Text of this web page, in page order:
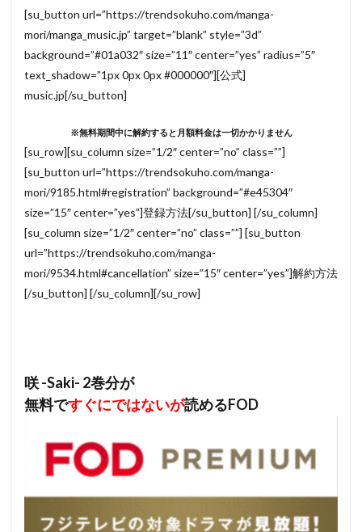
[su_button url=”https://trendsokuho.com/manga-
mori/manga_music.jp” target=”blank” style=”3d”
background=”#01a032″ size=”11″ center=”yes” radius=”5″
text_shadow=”1px 0px 0px #000000″][公式]
music.jp[/su_button]
※無料期間中に解約すると月額料金は一切かかりません
[su_row][su_column size=”1/2″ center=”no” class=””]
[su_button url=”https://trendsokuho.com/manga-
mori/9185.html#registration” background=”#e45304″
size=”15″ center=”yes”]登録方法[/su_button] [/su_column]
[su_column size=”1/2″ center=”no” class=””] [su_button
url=”https://trendsokuho.com/manga-
mori/9534.html#cancellation” size=”15″ center=”yes”]解約方法
[/su_button] [/su_column][/su_row]
咲 -Saki- 2巻分が
無料ですぐにではないが読めるFOD